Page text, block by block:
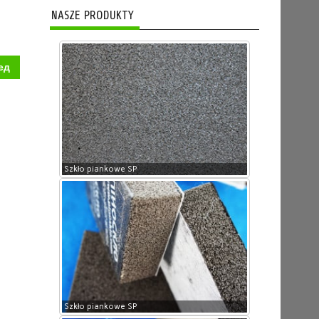
NASZE PRODUKTY
Szkło piankowe SP
Szkło piankowe SP